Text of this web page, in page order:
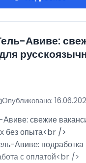
Авиве:
Опубликовано:
Авиве: свежие
без опыта<br />
Авиве: подработка
с оплатой<br />